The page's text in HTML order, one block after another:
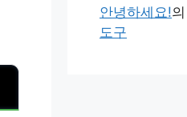
안녕하세요!의
도구